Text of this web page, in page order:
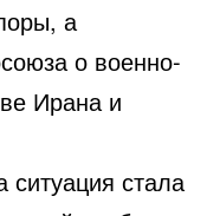
а
о военно-
Ирана и
ситуация стала